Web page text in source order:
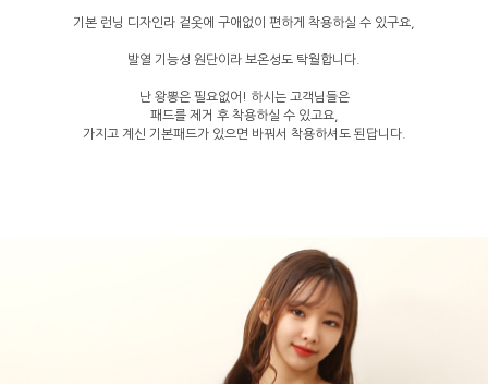
기본 런닝 디자인라 겉옷에 구애없이 편하게 착용하실 수 있구요,
발열 기능성 원단이라 보온성도 탁월합니다.
난 왕뽕은 필요없어! 하시는 고객님들은
패드를 제거 후 착용하실 수 있고요,
가지고 계신 기본패드가 있으면 바꿔서 착용하셔도 된답니다.